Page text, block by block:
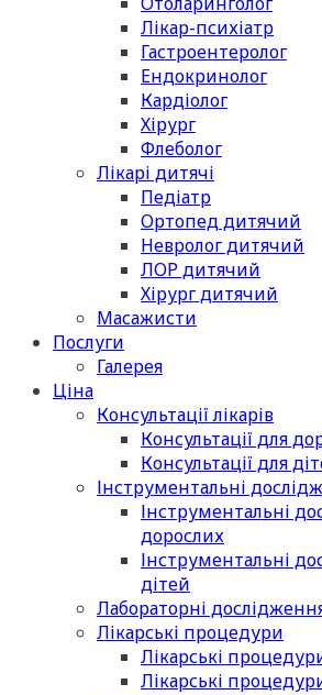
Лікар-психіатр
Гастроентеролог
Ендокринолог
Кардіолог
Хірург
Флеболог
Лікарі дитячі
Педіатр
Ортопед дитячий
Невролог дитячий
ЛОР дитячий
Хірург дитячий
Масажисти
Послуги
Галерея
Ціна
Консультації лікарів
Консультації для
Консультації для
Інструментальні
Інструментальні
дорослих
Інструментальні
дітей
Лабораторні
Лікарські процедури
Лікарські
Лікарські